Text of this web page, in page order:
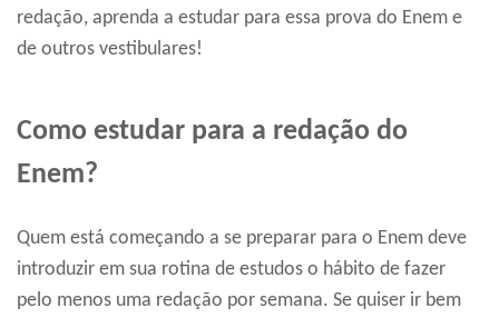
redação, aprenda a estudar para essa prova do Enem e
de outros vestibulares!
Como estudar para a redação do
Enem?
Quem está começando a se preparar para o Enem deve
introduzir em sua rotina de estudos o hábito de fazer
pelo menos uma redação por semana. Se quiser ir bem